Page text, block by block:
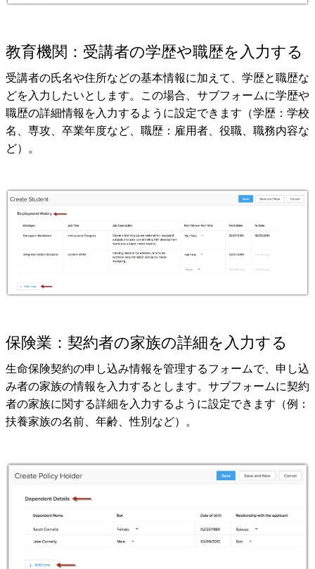
教育機関：受講者の学歴や職歴を入力する
受講者の氏名や住所などの基本情報に加えて、学歴と職歴な
どを入力したいとします。この場合、サブフォームに学歴や
職歴の詳細情報を入力するように設定できます（学歴：学校
名、専攻、卒業年度など、職歴：雇用者、役職、職務内容な
ど）。
保険業：契約者の家族の詳細を入力する
生命保険契約の申し込み情報を管理するフォームで、申し込
み者の家族の情報を入力するとします。サブフォームに契約
者の家族に関する詳細を入力するように設定できます（例：
扶養家族の名前、年齢、性別など）。